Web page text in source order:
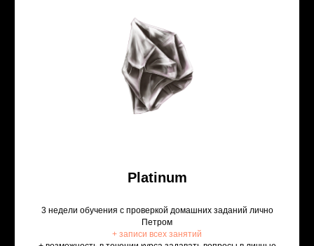
Platinum
3 недели обучения с проверкой домашних заданий лично
Петром
+ записи всех занятий